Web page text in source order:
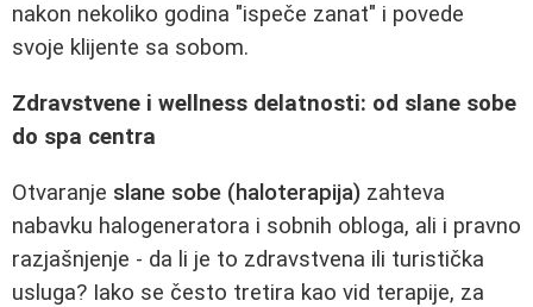
nakon nekoliko godina "ispeče zanat" i povede
svoje klijente sa sobom.
Zdravstvene i wellness delatnosti: od slane sobe
do spa centra
Otvaranje slane sobe (haloterapija) zahteva
nabavku halogeneratora i sobnih obloga, ali i pravno
razjašnjenje - da li je to zdravstvena ili turistička
usluga? Iako se često tretira kao vid terapije, za